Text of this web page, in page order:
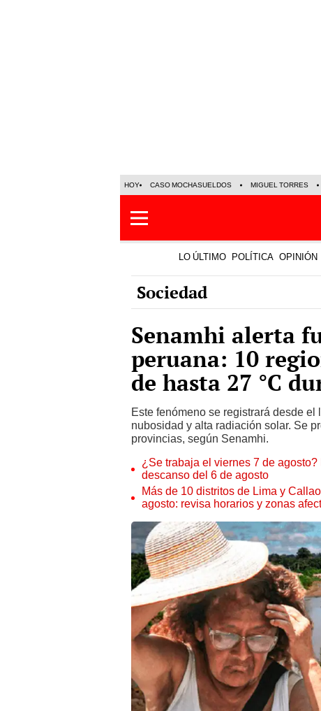
HOY CASO MOCHASUELDOS MIGUEL TORRES
LO ÚLTIMO POLÍTICA OPINIÓN
Sociedad
Senamhi alerta
peruana: 10
de hasta 27 °C
Este fenómeno se registrará desde
nubosidad y alta radiación solar. Se
provincias, según Senamhi.
¿Se trabaja el viernes 7 de
descanso del 6 de agosto
Más de 10 distritos de Lima y
agosto: revisa horarios y zonas